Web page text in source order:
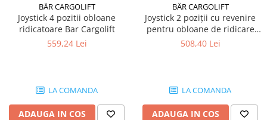
BÄR CARGOLIFT
Joystick 4 pozitii obloane
ridicatoare Bar Cargolift
559,24 Lei
LA COMANDA
ADAUGA IN COS
BÄR CARGOLIFT
Joystick 2 poziții cu revenire
pentru obloane de ridicare
Bar Cargolift
508,40 Lei
LA COMANDA
ADAUGA IN COS